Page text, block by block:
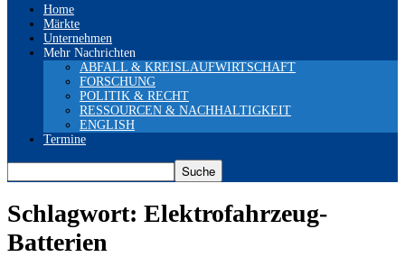
Home
Märkte
Unternehmen
Mehr Nachrichten
ABFALL & KREISLAUFWIRTSCHAFT
FORSCHUNG
POLITIK & RECHT
RESSOURCEN & NACHHALTIGKEIT
ENGLISH
Termine
Schlagwort: Elektrofahrzeug-
Batterien